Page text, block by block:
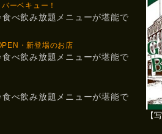
【
ーベキュー！
べ飲み放題メニューが堪能で
・新登場のお店
べ飲み放題メニューが堪能で
べ飲み放題メニューが堪能で